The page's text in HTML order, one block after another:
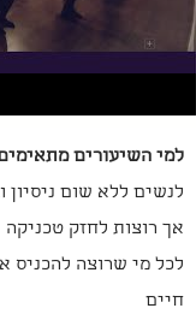
למי השיעורים
לנשים ללא שום ניסיון
אך רוצות לחזק טכניקה
לכל מי שרוצה להכניס
חיים